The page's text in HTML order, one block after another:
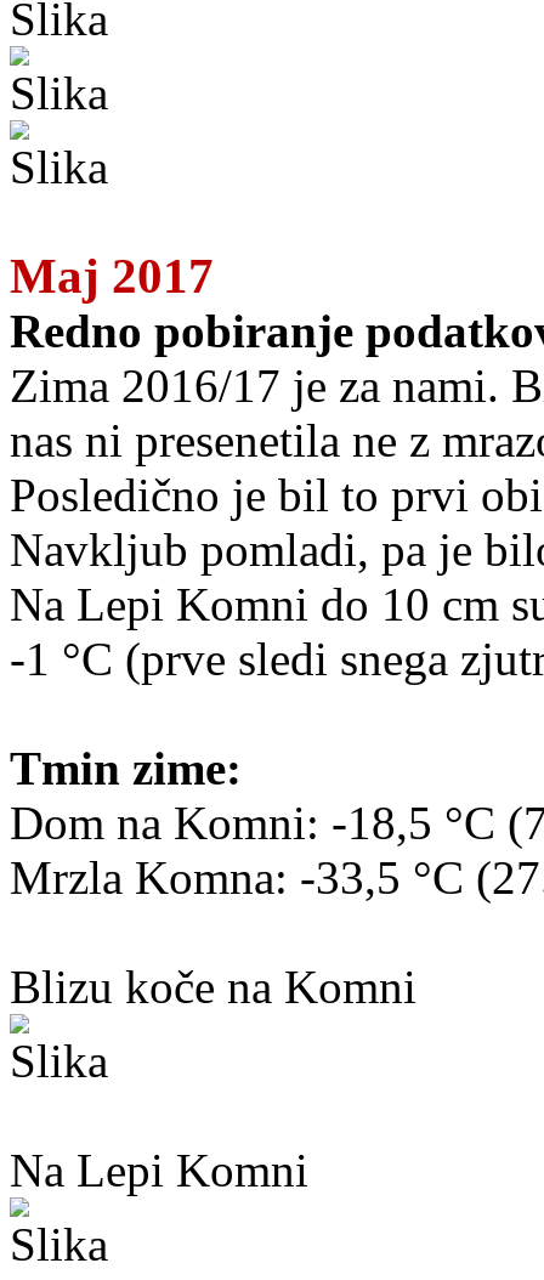
Maj 2017
Redno pobiranje
Zima 2016/17 je za nami.
nas ni presenetila ne z
Posledično je bil to prvi
Navkljub pomladi, pa je
Na Lepi Komni do 10 cm
-1 °C (prve sledi snega
Tmin zime:
Dom na Komni: -18,5 °C
Mrzla Komna: -33,5 °C
Blizu koče na Komni
Na Lepi Komni